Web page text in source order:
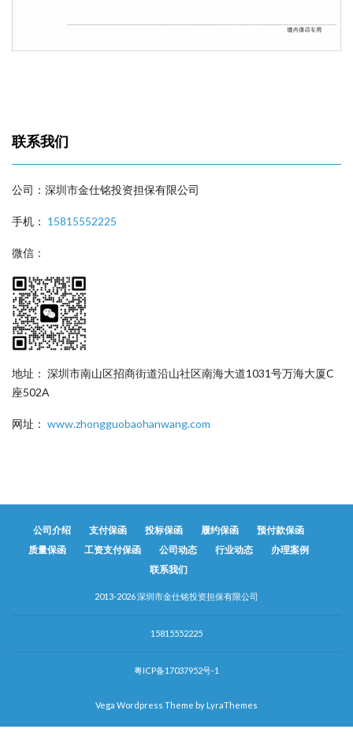
联系我们
公司：深圳市金仕铭投资担保有限公司
手机： 15815552225
微信：
地址： 深圳市南山区招商街道沿山社区南海大道1031号万海大厦C
座502A
网址： www.zhongguobaohanwang.com
公司介绍 支付保函 投标保函 履约保函
预付款保函
质量保函
工资支付保函 公司动态 行业动态
办理案例
联系我们
2013-2026 深圳市金仕铭投资担保有限公司
15815552225
粤ICP备17037952号-1
Vega Wordpress Theme by LyraThemes